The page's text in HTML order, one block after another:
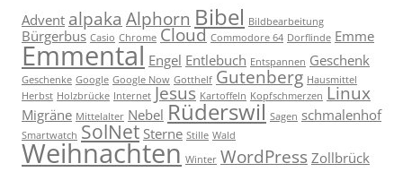
Advent alpaka Alphorn Bibel Bildbearbeitung
Bürgerbus Casio Chrome Cloud Commodore 64 Dorflinde Emme
Emmental Engel Entlebuch Entspannen Geschenk
Geschenke Google Google Now Gotthelf Gutenberg Hausmittel
Herbst Holzbrücke Internet Jesus Kartoffeln Kopfschmerzen Linux
Migräne Mittelalter Nebel Rüderswil Sagen schmalenhof
Smartwatch SolNet Sterne Stille Wald
Weihnachten Winter WordPress Zollbrück